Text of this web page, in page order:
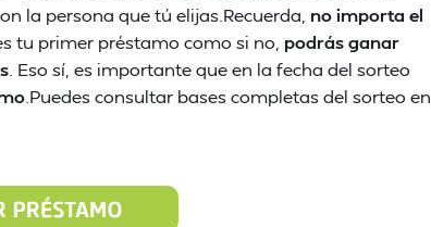
la persona que tú elijas.Recuerda, no importa el
tu primer préstamo como si no, podrás ganar
. Eso sí, es importante que en la fecha del sorteo
.Puedes consultar bases completas del sorteo en